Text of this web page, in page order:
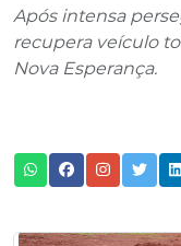
Após intensa
recupera veículo
Nova Esperança.